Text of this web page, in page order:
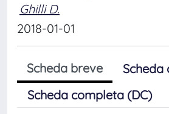
Ghilli D.
2018-01-01
Scheda breve
Scheda
Scheda completa (DC)